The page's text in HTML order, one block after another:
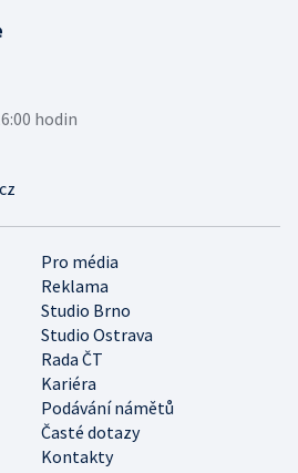
Pro média
Reklama
Studio Brno
Studio Ostrava
Rada ČT
Kariéra
Podávání námětů
Časté dotazy
Kontakty
hodin